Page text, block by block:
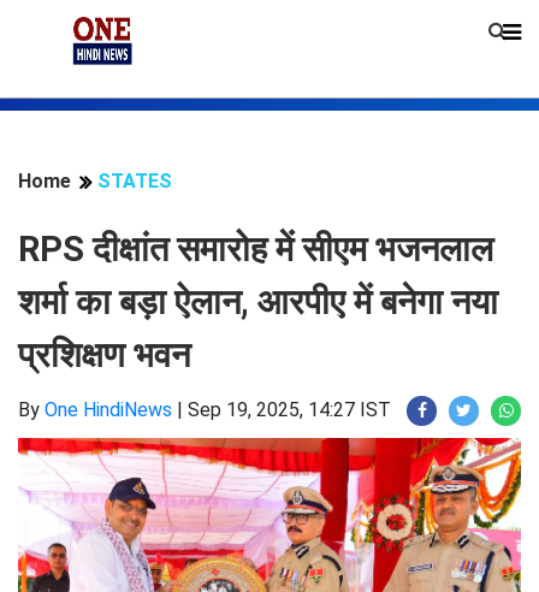
Home STATES
RPS दीक्षांत समारोह में सीएम भजनलाल
शर्मा का बड़ा ऐलान, आरपीए में बनेगा नया
प्रशिक्षण भवन
By One HindiNews | Sep 19, 2025, 14:27 IST